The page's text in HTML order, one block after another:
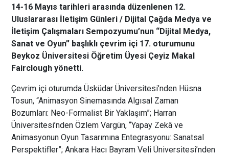
14-16 Mayıs tarihleri arasında düzenlenen 12.
Uluslararası İletişim Günleri / Dijital Çağda Medya ve
İletişim Çalışmaları Sempozyumu’nun “Dijital Medya,
Sanat ve Oyun” başlıklı çevrim içi 17. oturumunu
Beykoz Üniversitesi Öğretim Üyesi Çeyiz Makal
Fairclough yönetti.
Çevrim içi oturumda Üsküdar Üniversitesi’nden Hüsna
Tosun, “Animasyon Sinemasında Algısal Zaman
Bozumları: Neo-Formalist Bir Yaklaşım”; Harran
Üniversitesi’nden Özlem Vargün, “Yapay Zekâ ve
Animasyonun Oyun Tasarımına Entegrasyonu: Sanatsal
Perspektifler”; Ankara Hacı Bayram Veli Üniversitesi’nden